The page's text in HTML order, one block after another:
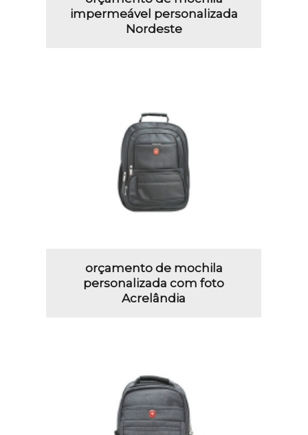
impermeável personalizada
Nordeste
orçamento de mochila
personalizada com foto
Acrelândia